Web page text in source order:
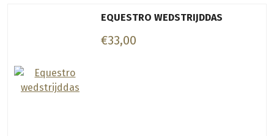
EQUESTRO WEDSTRIJDDAS
€33,00